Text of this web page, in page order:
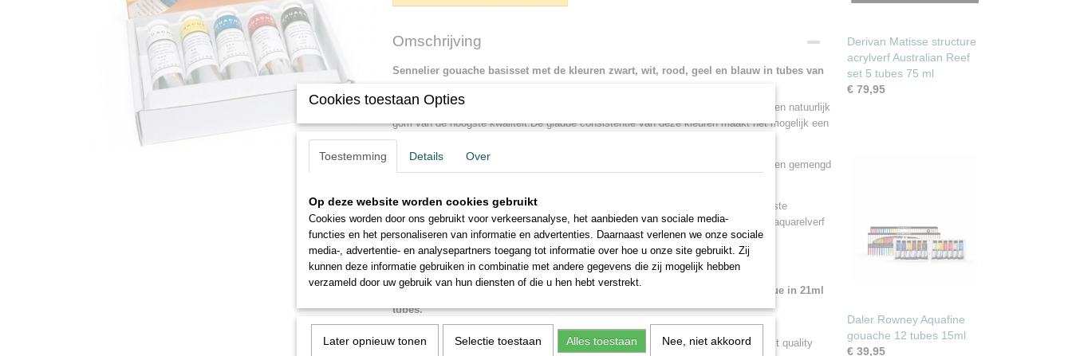
Omschrijving
Sennelier gouache basisset met de kleuren zwart, wit, rood, geel en blauw in tubes van
De basisset is een selectie uit de reeks van 59 kleuren is gemaakt van pigmenten en natuurlijk
gom van de hoogste kwaliteit.De gladde consistentie van deze kleuren maakt het mogelijk een
gelijkmatige, matte dekking te krijgen.
Met deze gouache krijg je een diep en dekkend mat effect.De kleuren kunnen worden gemengd
De gouache kan aangebracht worden met een penseel, airbrush of pen, op de meeste
soortenpapier en karton. Ze is in water oplosbaar en kunnen worden gemengd met aquarelverf
en inkten om nieuwe combinaties te krijgen van ondoorzichtigheid en transparantie.
* * * * * * * * * * * * *
Sennelier gouache basic set with the colours black, white, red, yellow and blue in 21ml
tubes.
The basic set is a selection from the range of 59 colours and is made of the highest quality
Derivan Matisse structure
acrylverf Australian Reef
set 5 tubes 75 ml
€ 79,95
Daler Rowney Aquafine
gouache 12 tubes 15ml
€ 39,95
Cookies toestaan Opties
Toestemming Details Over
Op deze website worden cookies gebruikt
Cookies worden door ons gebruikt voor verkeersanalyse, het aanbieden van sociale media-
functies en het personaliseren van informatie en advertenties. Daarnaast verlenen we onze sociale
media-, advertentie- en analysepartners toegang tot informatie over hoe u onze site gebruikt. Zij
kunnen deze informatie gebruiken in combinatie met andere gegevens die zij mogelijk hebben
verzameld door uw gebruik van hun diensten of die u hen hebt verstrekt.
Later opnieuw tonen Selectie toestaan Alles toestaan Nee, niet akkoord